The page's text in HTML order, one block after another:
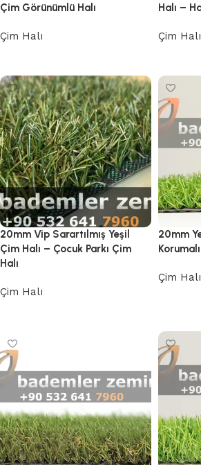
Çim Görünümlü Halı
Çim Halı
Halı –
Çim Halı
20mm Vip Sarartılmış Yeşil
Çim Halı – Çocuk Parkı Çim
Halı
Çim Halı
20mm
Çim Halı